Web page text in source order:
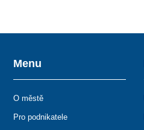
Menu
O městě
Pro podnikatele